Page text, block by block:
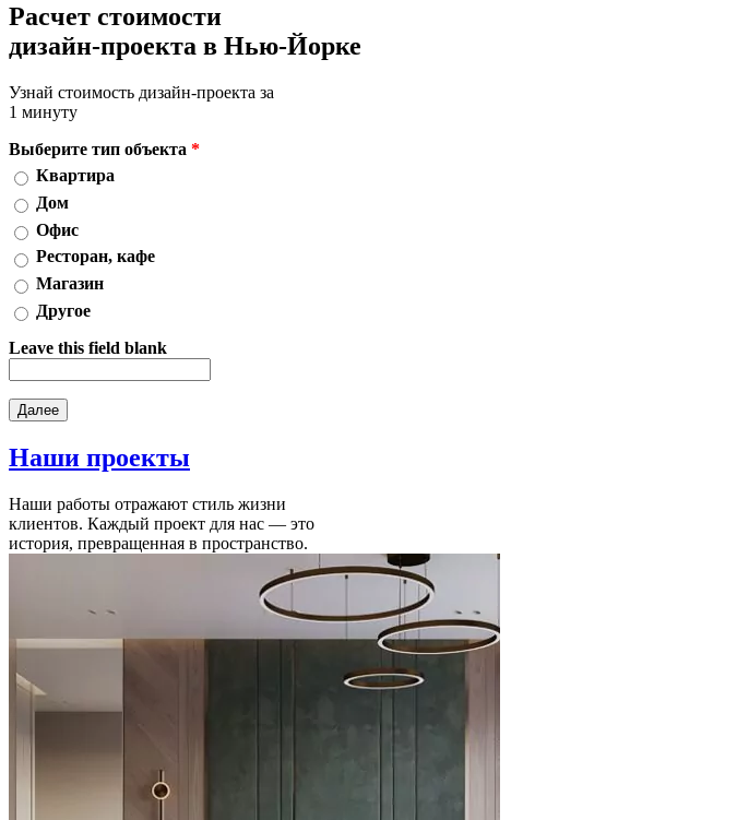
Расчет стоимости
дизайн-проекта в Нью-Йорке
Узнай стоимость дизайн-проекта за
1 минуту
Выберите тип объекта *
Квартира
Дом
Офис
Ресторан, кафе
Магазин
Другое
Leave this field blank
Наши проекты
Наши работы отражают стиль жизни
клиентов. Каждый проект для нас — это
история, превращенная в пространство.